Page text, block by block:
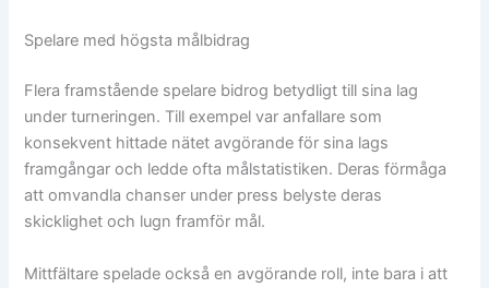
Spelare med högsta målbidrag
Flera framstående spelare bidrog betydligt till sina lag
under turneringen. Till exempel var anfallare som
konsekvent hittade nätet avgörande för sina lags
framgångar och ledde ofta målstatistiken. Deras förmåga
att omvandla chanser under press belyste deras
skicklighet och lugn framför mål.
Mittfältare spelade också en avgörande roll, inte bara i att